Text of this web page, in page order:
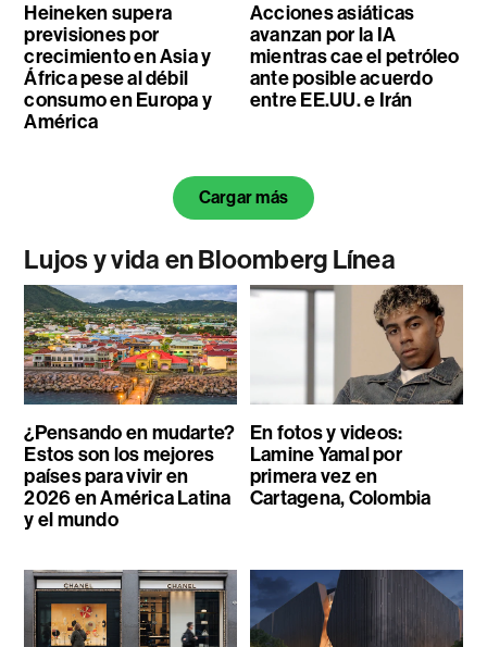
Heineken supera
previsiones por
crecimiento en Asia y
África pese al débil
consumo en Europa y
América
Acciones asiáticas
avanzan por la IA
mientras cae el petróleo
ante posible acuerdo
entre EE.UU. e Irán
Cargar más
Lujos y vida en Bloomberg Línea
¿Pensando en mudarte?
Estos son los mejores
países para vivir en
2026 en América Latina
y el mundo
En fotos y videos:
Lamine Yamal por
primera vez en
Cartagena, Colombia